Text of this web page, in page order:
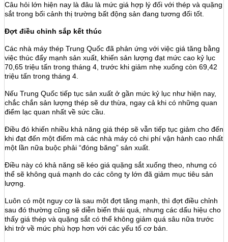
Câu hỏi lớn hiện nay là đâu là mức giá hợp lý đối với thép và quặng
sắt trong bối cảnh thị trường bất động sản đang tương đối tốt.
Đợt điều chỉnh sắp kết thúc
Các nhà máy thép Trung Quốc đã phản ứng với việc giá tăng bằng
việc thúc đẩy mạnh sản xuất, khiến sản lượng đạt mức cao kỷ lục
70,65 triệu tấn trong tháng 4, trước khi giảm nhẹ xuống còn 69,42
triệu tấn trong tháng 4.
Nếu Trung Quốc tiếp tục sản xuất ở gần mức kỷ lục như hiện nay,
chắc chắn sản lượng thép sẽ dư thừa, ngay cả khi có những quan
điểm lạc quan nhất về sức cầu.
Điều đó khiến nhiều khả năng giá thép sẽ vẫn tiếp tục giảm cho đến
khi đạt đến một điểm mà các nhà máy có chi phí vận hành cao nhất
một lần nữa buộc phải “đóng băng” sản xuất.
Điều này có khả năng sẽ kéo giá quặng sắt xuống theo, nhưng có
thể sẽ không quá mạnh do các công ty lớn đã giảm mục tiêu sản
lượng.
Luôn có một nguy cơ là sau một đợt tăng mạnh, thì đợt điều chỉnh
sau đó thường cũng sẽ diễn biến thái quá, nhưng các dấu hiệu cho
thấy giá thép và quặng sắt có thể không giảm quá sâu nữa trước
khi trở về mức phù hợp hơn với các yếu tố cơ bản.